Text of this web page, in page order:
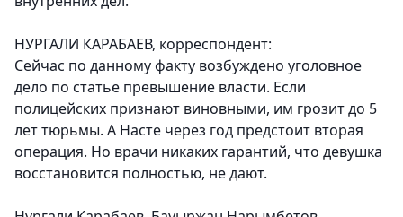
НУРГАЛИ КАРАБАЕВ, корреспондент:
Сейчас по данному факту возбуждено уголовное
дело по статье превышение власти. Если
полицейских признают виновными, им грозит до 5
лет тюрьмы. А Насте через год предстоит вторая
операция. Но врачи никаких гарантий, что девушка
восстановится полностью, не дают.